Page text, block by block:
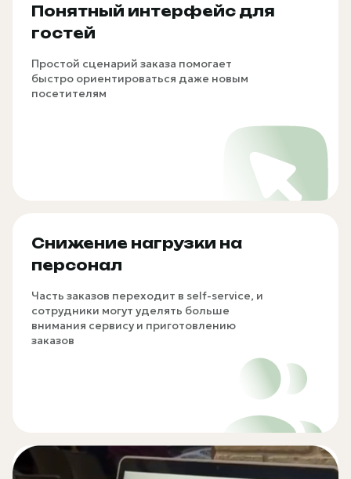
Понятный интерфейс для
гостей
Простой сценарий заказа помогает
быстро ориентироваться даже новым
посетителям
Снижение нагрузки на
персонал
Часть заказов переходит в self-service, и
сотрудники могут уделять больше
внимания сервису и приготовлению
заказов